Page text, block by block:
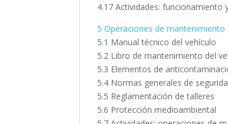
4.17 Actividades:
5 Operaciones de mantenimiento
5.1 Manual técnico del vehículo
5.2 Libro de mantenimiento del
5.3 Elementos de
5.4 Normas generales de
5.5 Reglamentación de talleres
5.6 Protección medioambiental